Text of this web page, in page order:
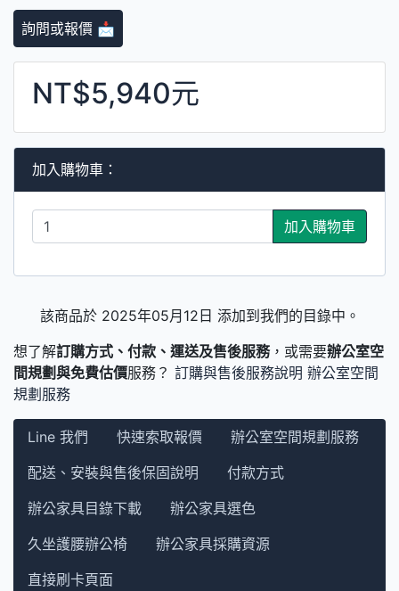
詢問或報價 📩
NT$5,940元
加入購物車：
加入購物車
該商品於 2025年05月12日 添加到我們的目錄中。
想了解訂購方式、付款、運送及售後服務，或需要辦公室空
間規劃與免費估價服務？ 訂購與售後服務說明 辦公室空間
規劃服務
Line 我們 快速索取報價
辦公室空間規劃服務
配送、安裝與售後保固說明
付款方式
辦公家具目錄下載
辦公家具選色
久坐護腰辦公椅
辦公家具採購資源
直接刷卡頁面